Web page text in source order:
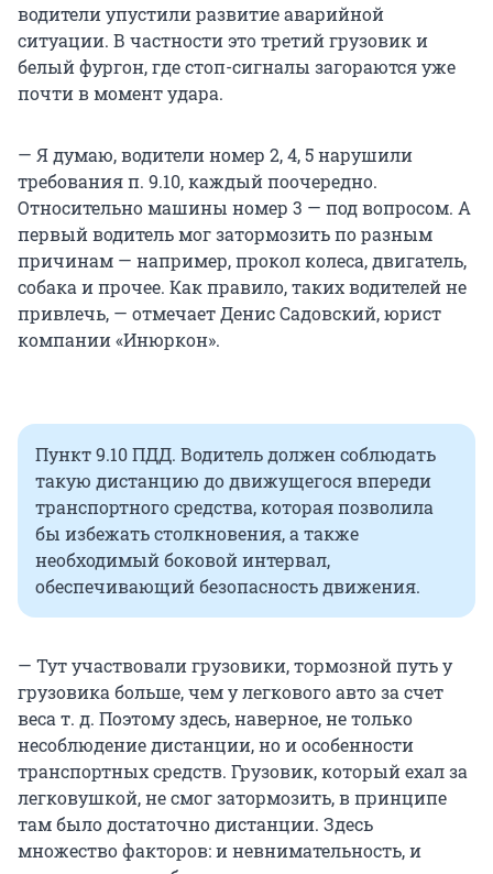
водители упустили развитие аварийной
ситуации. В частности это третий грузовик и
белый фургон, где стоп-сигналы загораются уже
почти в момент удара.
— Я думаю, водители номер 2, 4, 5 нарушили
требования п. 9.10, каждый поочередно.
Относительно машины номер 3 — под вопросом. А
первый водитель мог затормозить по разным
причинам — например, прокол колеса, двигатель,
собака и прочее. Как правило, таких водителей не
привлечь, — отмечает Денис Садовский, юрист
компании «Инюркон».
Пункт 9.10 ПДД. Водитель должен соблюдать
такую дистанцию до движущегося впереди
транспортного средства, которая позволила
бы избежать столкновения, а также
необходимый боковой интервал,
обеспечивающий безопасность движения.
— Тут участвовали грузовики, тормозной путь у
грузовика больше, чем у легкового авто за счет
веса т. д. Поэтому здесь, наверное, не только
несоблюдение дистанции, но и особенности
транспортных средств. Грузовик, который ехал за
легковушкой, не смог затормозить, в принципе
там было достаточно дистанции. Здесь
множество факторов: и невнимательность, и